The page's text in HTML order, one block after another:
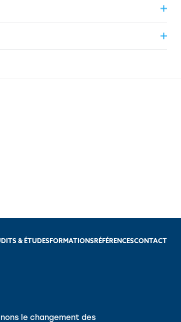
& ÉTUDES FORMATIONS RÉFÉRENCESCONTACT
le changement des